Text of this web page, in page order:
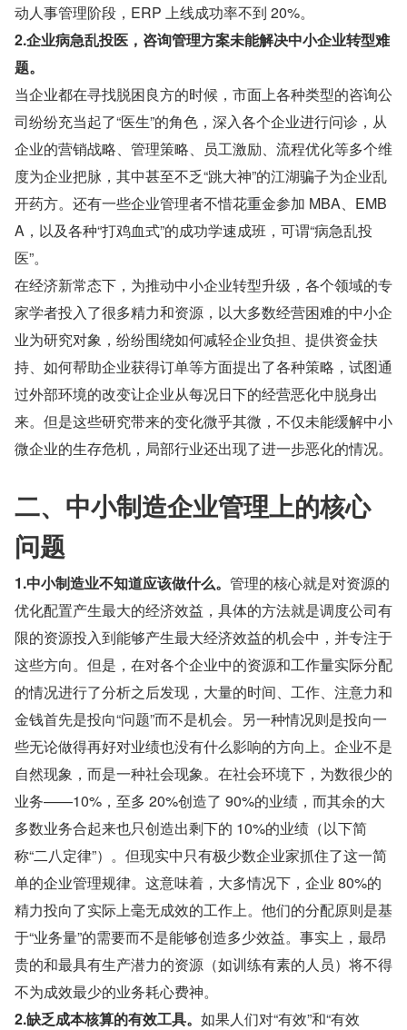
动人事管理阶段，ERP 上线成功率不到 20%。
2.企业病急乱投医，咨询管理方案未能解决中小企业转型难
题。
当企业都在寻找脱困良方的时候，市面上各种类型的咨询公
司纷纷充当起了“医生”的角色，深入各个企业进行问诊，从
企业的营销战略、管理策略、员工激励、流程优化等多个维
度为企业把脉，其中甚至不乏“跳大神”的江湖骗子为企业乱
开药方。还有一些企业管理者不惜花重金参加 MBA、EMB
A，以及各种“打鸡血式”的成功学速成班，可谓“病急乱投
医”。
在经济新常态下，为推动中小企业转型升级，各个领域的专
家学者投入了很多精力和资源，以大多数经营困难的中小企
业为研究对象，纷纷围绕如何减轻企业负担、提供资金扶
持、如何帮助企业获得订单等方面提出了各种策略，试图通
过外部环境的改变让企业从每况日下的经营恶化中脱身出
来。但是这些研究带来的变化微乎其微，不仅未能缓解中小
微企业的生存危机，局部行业还出现了进一步恶化的情况。
二、中小制造企业管理上的核心
问题
1.中小制造业不知道应该做什么。 管理的核心就是对资源的
优化配置产生最大的经济效益，具体的方法就是调度公司有
限的资源投入到能够产生最大经济效益的机会中，并专注于
这些方向。但是，在对各个企业中的资源和工作量实际分配
的情况进行了分析之后发现，大量的时间、工作、注意力和
金钱首先是投向“问题”而不是机会。另一种情况则是投向一
些无论做得再好对业绩也没有什么影响的方向上。企业不是
自然现象，而是一种社会现象。在社会环境下，为数很少的
业务——10%，至多 20%创造了 90%的业绩，而其余的大
多数业务合起来也只创造出剩下的 10%的业绩（以下简
称“二八定律”）。但现实中只有极少数企业家抓住了这一简
单的企业管理规律。这意味着，大多情况下，企业 80%的
精力投向了实际上毫无成效的工作上。他们的分配原则是基
于“业务量”的需要而不是能够创造多少效益。事实上，最昂
贵的和最具有生产潜力的资源（如训练有素的人员）将不得
不为成效最少的业务耗心费神。
2.缺乏成本核算的有效工具。 如果人们对“有效”和“有效